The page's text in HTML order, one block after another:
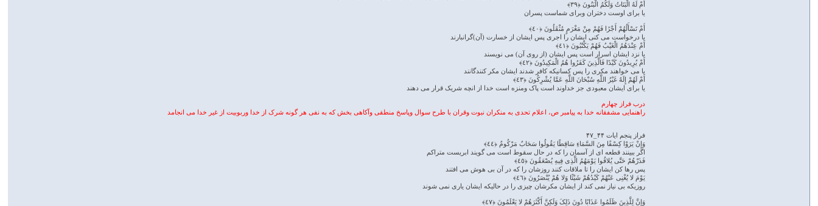
أَمْ لَهُ الْبَنَاتُ وَلَکُمُ الْبَنُونَ ﴿٣٩﴾
یا برای اوست دختران وبرای شماست پسران
أَمْ تَسْأَلُهُمْ أَجْرًا فَهُمْ مِنْ مَغْرَمٍ مُثْقَلُونَ ﴿٤٠﴾
یا درخواست می کنی ایشان را اجری پس ایشان از خسارت (آن)گرانبارند
أَمْ عِنْدَهُمُ الْغَیْبُ فَهُمْ یَکْتُبُونَ ﴿٤١﴾
یا نزد ایشان اسرار است پس ایشان (از روی آن) می نویسند
أَمْ یُرِیدُونَ کَیْدًا فَالَّذِینَ کَفَرُوا هُمُ الْمَکِیدُونَ ﴿٤٢﴾
یا می خواهند مکری را پس کسانیکه کافر شدند ایشان مکر کنندگانند
أَمْ لَهُمْ إِلَهٌ غَیْرُ اللَّهِ سُبْحَانَ اللَّهِ عَمَّا یُشْرِکُونَ ﴿٤٣﴾
یا برای ایشان معبودی جز خداوند است پاک ومنزه است خدا از انچه شریک قرار می دهند
درب فراز چهارم
راهنمایی مشفقانه خدا به پیامبر ص، اعلام تحدی به منکران نبوت وقران با طرح سوال وپاسخ منطقی وآکاهی بخش که به نفی هر گونه شرک از خدا وربوبیت از غیر خدا می انجامد
فراز پنجم ایات ۴۴_۴۷
وَإِنْ یَرَوْا کِسْفًا مِنَ السَّمَاءِ سَاقِطًا یَقُولُوا سَحَابٌ مَرْکُومٌ ﴿٤٤﴾
اگر ببینند قطعه ای از آسمان را که در حال سقوط است می گویند ابریست متراکم
فَذَرْهُمْ حَتَّى یُلاقُوا یَوْمَهُمُ الَّذِی فِیهِ یُصْعَقُونَ ﴿٤٥﴾
پس رها کن ایشان را تا ملاقات کنند روزشان را که در آن بی هوش می افتند
یَوْمَ لا یُغْنِی عَنْهُمْ کَیْدُهُمْ شَیْئًا وَلا هُمْ یُنْصَرُونَ ﴿٤٦﴾
روزیکه بی نیاز نمی کند از ایشان مکرشان چیزی را در حالیکه ایشان یاری نمی شوند
وَإِنَّ لِلَّذِینَ ظَلَمُوا عَذَابًا دُونَ ذَلِکَ وَلَکِنَّ أَکْثَرَهُمْ لا یَعْلَمُونَ ﴿٤٧﴾